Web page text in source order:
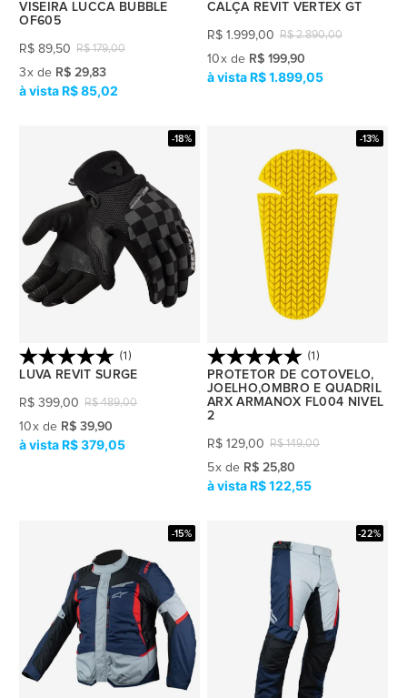
VISEIRA LUCCA BUBBLE
OF605
R$ 179,00
R$ 89,50
3x de R$ 29,83
R$ 85,02
CALÇA REVIT VERTEX GT
R$ 2.890,00
R$ 1.999,00
10x de R$ 199,90
R$ 1.899,05
-18%
(1)
LUVA REVIT SURGE
R$ 489,00
R$ 399,00
10x de R$ 39,90
R$ 379,05
-13%
(1)
PROTETOR DE COTOVELO,
JOELHO,OMBRO E QUADRIL
ARX ARMANOX FL004 NIVEL
2
R$ 149,00
R$ 129,00
5x de R$ 25,80
R$ 122,55
-15% -22%